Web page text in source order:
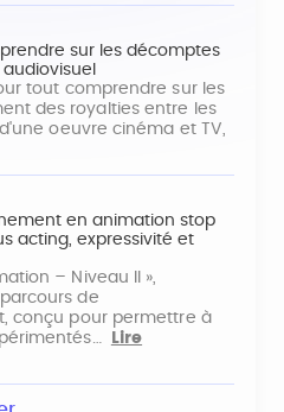
sur les décomptes
tout comprendre sur les
des royalties entre les
oeuvre cinéma et TV,
en animation stop
acting, expressivité et
– Niveau II »,
de
conçu pour permettre à
Lire